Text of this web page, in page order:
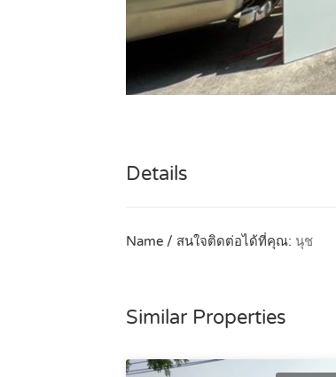
Details
Name / สนใจติดต่อได้ที่คุณ: นุช
Similar Properties